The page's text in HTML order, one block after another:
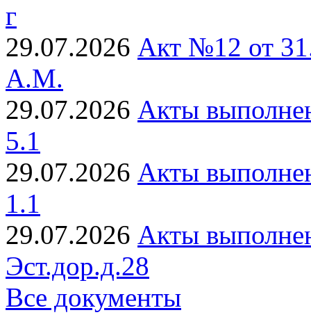
г
29.07.2026 Акт №12 от
А.М.
29.07.2026 Акты
5.1
29.07.2026 Акты
1.1
29.07.2026 Акты
Эст.дор.д.28
Все документы